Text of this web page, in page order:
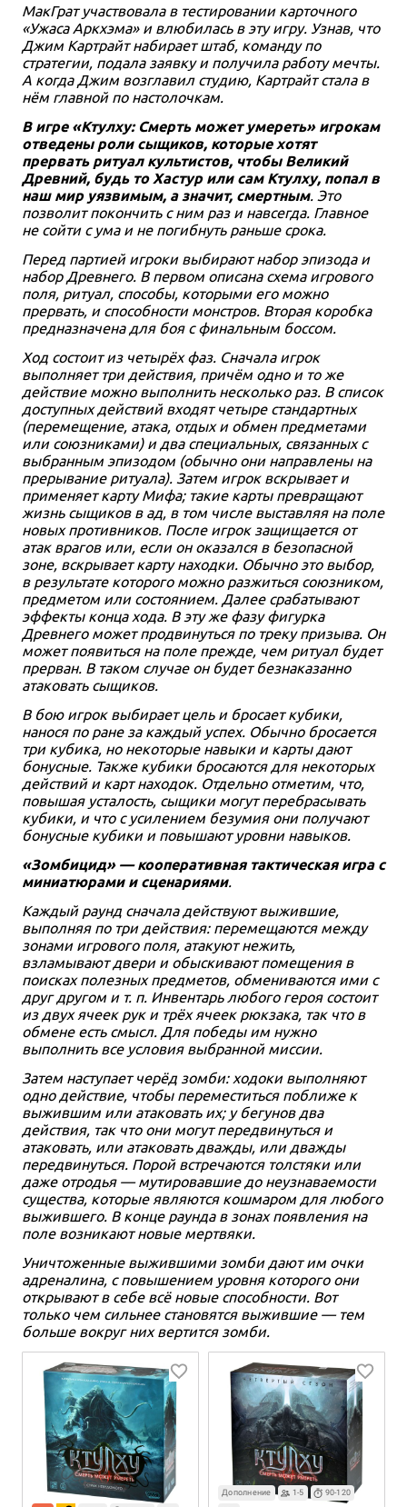
МакГрат участвовала в тестировании карточного
«Ужаса Аркхэма» и влюбилась в эту игру. Узнав, что
Джим Картрайт набирает штаб, команду по
стратегии, подала заявку и получила работу мечты.
А когда Джим возглавил студию, Картрайт стала в
нём главной по настолочкам.
В игре «Ктулху: Смерть может умереть» игрокам
отведены роли сыщиков, которые хотят
прервать ритуал культистов, чтобы Великий
Древний, будь то Хастур или сам Ктулху, попал в
наш мир уязвимым, а значит, смертным. Это
позволит покончить с ним раз и навсегда. Главное
не сойти с ума и не погибнуть раньше срока.
Перед партией игроки выбирают набор эпизода и
набор Древнего. В первом описана схема игрового
поля, ритуал, способы, которыми его можно
прервать, и способности монстров. Вторая коробка
предназначена для боя с финальным боссом.
Ход состоит из четырёх фаз. Сначала игрок
выполняет три действия, причём одно и то же
действие можно выполнить несколько раз. В список
доступных действий входят четыре стандартных
(перемещение, атака, отдых и обмен предметами
или союзниками) и два специальных, связанных с
выбранным эпизодом (обычно они направлены на
прерывание ритуала). Затем игрок вскрывает и
применяет карту Мифа; такие карты превращают
жизнь сыщиков в ад, в том числе выставляя на поле
новых противников. После игрок защищается от
атак врагов или, если он оказался в безопасной
зоне, вскрывает карту находки. Обычно это выбор,
в результате которого можно разжиться союзником,
предметом или состоянием. Далее срабатывают
эффекты конца хода. В эту же фазу фигурка
Древнего может продвинуться по треку призыва. Он
может появиться на поле прежде, чем ритуал будет
прерван. В таком случае он будет безнаказанно
атаковать сыщиков.
В бою игрок выбирает цель и бросает кубики,
нанося по ране за каждый успех. Обычно бросается
три кубика, но некоторые навыки и карты дают
бонусные. Также кубики бросаются для некоторых
действий и карт находок. Отдельно отметим, что,
повышая усталость, сыщики могут перебрасывать
кубики, и что с усилением безумия они получают
бонусные кубики и повышают уровни навыков.
«Зомбицид» — кооперативная тактическая игра с
миниатюрами и сценариями.
Каждый раунд сначала действуют выжившие,
выполняя по три действия: перемещаются между
зонами игрового поля, атакуют нежить,
взламывают двери и обыскивают помещения в
поисках полезных предметов, обмениваются ими с
друг другом и т. п. Инвентарь любого героя состоит
из двух ячеек рук и трёх ячеек рюкзака, так что в
обмене есть смысл. Для победы им нужно
выполнить все условия выбранной миссии.
Затем наступает черёд зомби: ходоки выполняют
одно действие, чтобы переместиться поближе к
выжившим или атаковать их; у бегунов два
действия, так что они могут передвинуться и
атаковать, или атаковать дважды, или дважды
передвинуться. Порой встречаются толстяки или
даже отродья — мутировавшие до неузнаваемости
существа, которые являются кошмаром для любого
выжившего. В конце раунда в зонах появления на
поле возникают новые мертвяки.
Уничтоженные выжившими зомби дают им очки
адреналина, с повышением уровня которого они
открывают в себе всё новые способности. Вот
только чем сильнее становятся выжившие — тем
больше вокруг них вертится зомби.
Дополнение 1-5
90-120